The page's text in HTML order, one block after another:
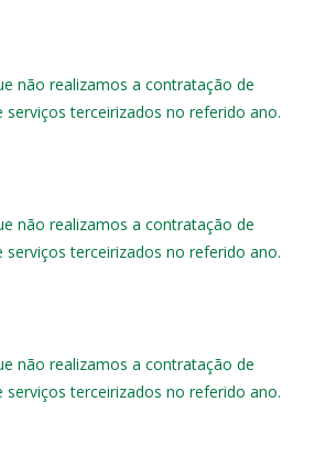
não realizamos a contratação de
serviços terceirizados no referido ano.
não realizamos a contratação de
serviços terceirizados no referido ano.
não realizamos a contratação de
serviços terceirizados no referido ano.